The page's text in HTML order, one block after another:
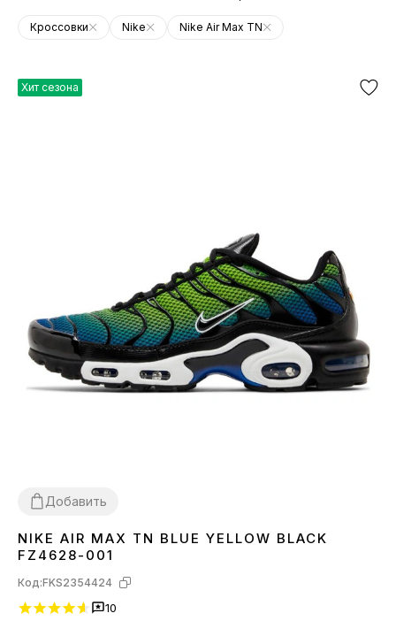
Кроссовки Nike Nike Air Max TN
Хит сезона
Добавить
4142 4344 45
NIKE AIR MAX TN BLUE YELLOW BLACK
FZ4628-001
Код:FKS2354424
10